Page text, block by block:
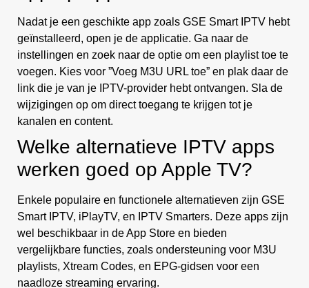
Nadat je een geschikte app zoals GSE Smart IPTV hebt
geïnstalleerd, open je de applicatie. Ga naar de
instellingen en zoek naar de optie om een playlist toe te
voegen. Kies voor ”Voeg M3U URL toe” en plak daar de
link die je van je IPTV-provider hebt ontvangen. Sla de
wijzigingen op om direct toegang te krijgen tot je
kanalen en content.
Welke alternatieve IPTV apps
werken goed op Apple TV?
Enkele populaire en functionele alternatieven zijn GSE
Smart IPTV, iPlayTV, en IPTV Smarters. Deze apps zijn
wel beschikbaar in de App Store en bieden
vergelijkbare functies, zoals ondersteuning voor M3U
playlists, Xtream Codes, en EPG-gidsen voor een
naadloze streaming ervaring.